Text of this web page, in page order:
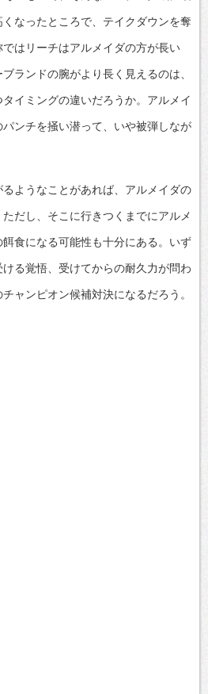
なったところで、テイクダウンを奪
はリーチはアルメイダの方が長い
ランドの腕がより長く見えるのは、
イミングの違いだろうか。アルメイ
ンチを掻い潜って、いや被弾しなが
ようなことがあれば、アルメイダの
だし、そこに行きつくまでにアルメ
食になる可能性も十分にある。いず
る覚悟、受けてからの耐久力が問わ
ャンピオン候補対決になるだろう。